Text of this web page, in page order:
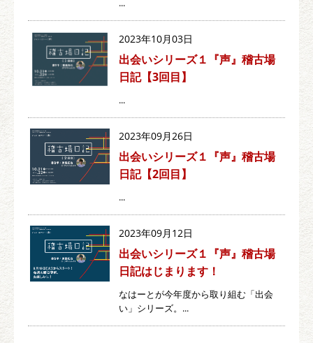
...
2023年10月03日
出会いシリーズ１『声』稽古場
日記【3回目】
...
2023年09月26日
出会いシリーズ１『声』稽古場
日記【2回目】
...
2023年09月12日
出会いシリーズ１『声』稽古場
日記はじまります！
なはーとが今年度から取り組む「出会
い」シリーズ。...